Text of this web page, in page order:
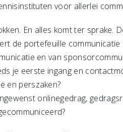
voor allerlei
En alles komt ter sprake.
de portefeuille communicatie
en van
je eerste ingang en
en perszaken?
onlinegedrag,